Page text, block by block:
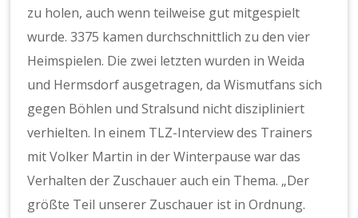
zu holen, auch wenn teilweise gut mitgespielt
wurde. 3375 kamen durchschnittlich zu den vier
Heimspielen. Die zwei letzten wurden in Weida
und Hermsdorf ausgetragen, da Wismutfans sich
gegen Böhlen und Stralsund nicht diszipliniert
verhielten. In einem TLZ-Interview des Trainers
mit Volker Martin in der Winterpause war das
Verhalten der Zuschauer auch ein Thema. „Der
größte Teil unserer Zuschauer ist in Ordnung.